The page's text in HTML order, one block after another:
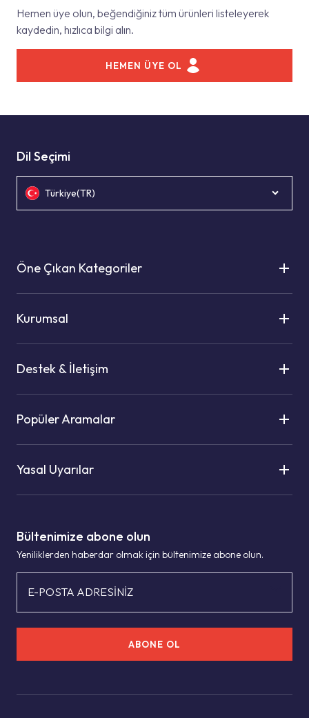
Hemen üye olun, beğendiğiniz tüm ürünleri listeleyerek
kaydedin, hızlıca bilgi alın.
HEMEN ÜYE OL
Bültenimize abone olun
Yeniliklerden haberdar olmak için bültenimize abone olun.
E-POSTA ADRESİNİZ
ABONE OL
Dil Seçimi
Türkiye(TR)
Öne Çıkan Kategoriler
Kurumsal
Destek & İletişim
Popüler Aramalar
Yasal Uyarılar